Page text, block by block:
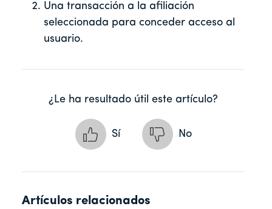
Una transacción a la afiliación
seleccionada para conceder acceso al
usuario.
¿Le ha resultado útil este artículo?
Sí No
Artículos relacionados